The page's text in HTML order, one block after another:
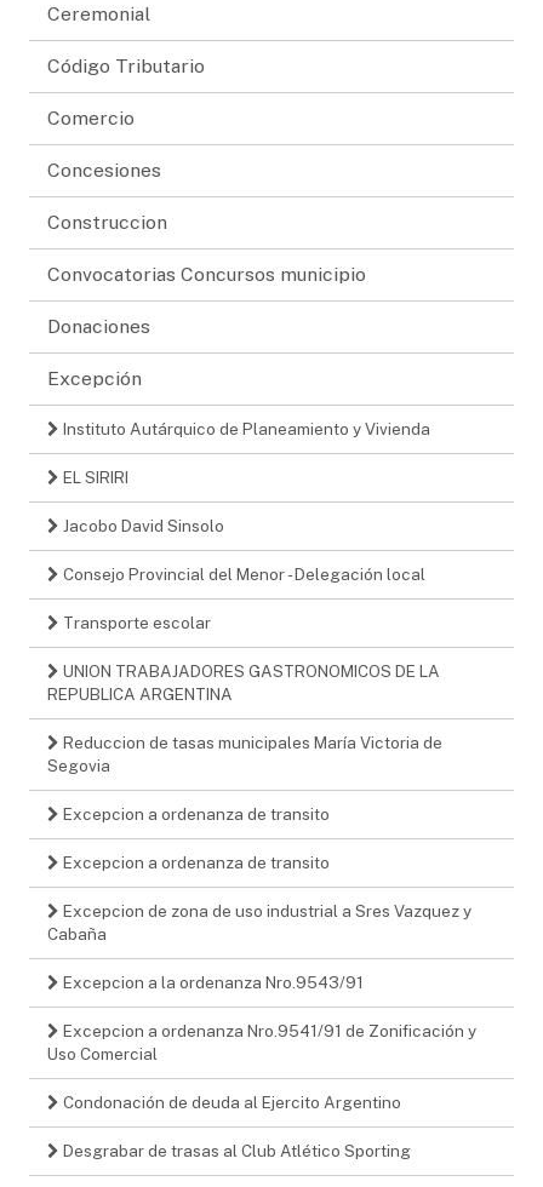
Ceremonial
Código Tributario
Comercio
Concesiones
Construccion
Convocatorias Concursos municipio
Donaciones
Excepción
Instituto Autárquico de Planeamiento y Vivienda
EL SIRIRI
Jacobo David Sinsolo
Consejo Provincial del Menor - Delegación local
Transporte escolar
UNION TRABAJADORES GASTRONOMICOS DE LA
REPUBLICA ARGENTINA
Reduccion de tasas municipales María Victoria de
Segovia
Excepcion a ordenanza de transito
Excepcion a ordenanza de transito
Excepcion de zona de uso industrial a Sres Vazquez y
Cabaña
Excepcion a la ordenanza Nro.9543/91
Excepcion a ordenanza Nro.9541/91 de Zonificación y
Uso Comercial
Condonación de deuda al Ejercito Argentino
Desgrabar de trasas al Club Atlético Sporting